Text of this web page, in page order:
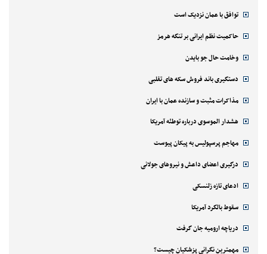
توافق با عمان نزدیک است
حاکمیت نظم ایرانی بر تنگه هرمز
وخامت حال جو بایدن
دستگیری باند فروش سکه های تقلبی
مذاکرات مثبت و سازنده عمان با ایران
هشدار الموسوی درباره توطئه آمریکا
مهاجم پرسپولیس به پیکان پیوست
درگیری اعضای داعش و نیروهای جولانی
ادعای تازه زلنسکی
سقوط بالگرد آمریکا
دریاچه ارومیه جان گرفت
مهمترین نگرانی پزشکیان چیست؟